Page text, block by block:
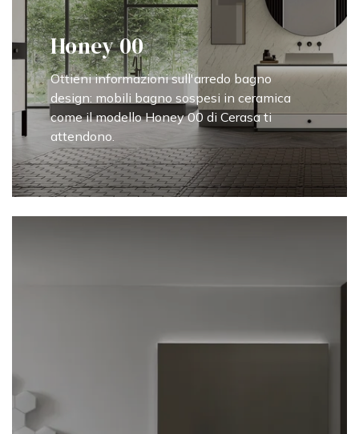
Honey 00
Ottieni informazioni sull'arredo bagno
design: mobili bagno sospesi in ceramica
come il modello Honey 00 di Cerasa ti
attendono.